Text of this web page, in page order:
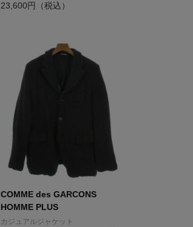
23,600円（税込）
COMME des GARCONS
HOMME PLUS
カジュアルジャケット